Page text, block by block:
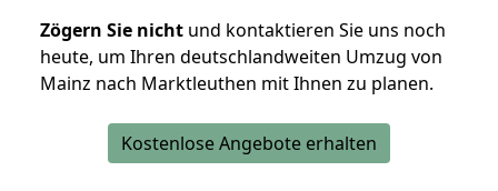
Zögern Sie nicht und kontaktieren Sie uns noch
heute, um Ihren deutschlandweiten Umzug von
Mainz nach Marktleuthen mit Ihnen zu planen.
Kostenlose Angebote erhalten